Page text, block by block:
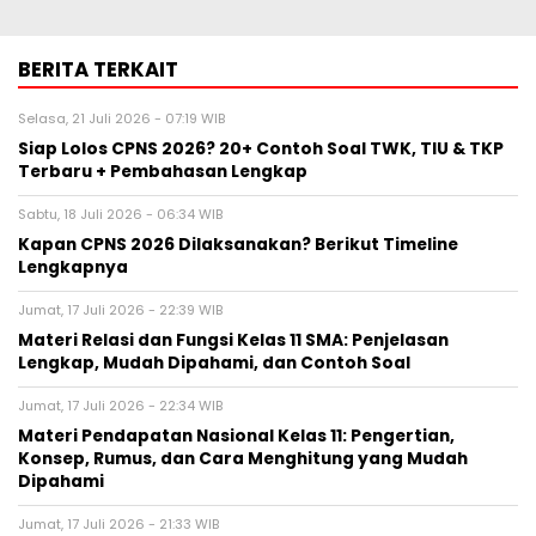
BERITA TERKAIT
Selasa, 21 Juli 2026 - 07:19 WIB
Siap Lolos CPNS 2026? 20+ Contoh Soal TWK, TIU & TKP
Terbaru + Pembahasan Lengkap
Sabtu, 18 Juli 2026 - 06:34 WIB
Kapan CPNS 2026 Dilaksanakan? Berikut Timeline
Lengkapnya
Jumat, 17 Juli 2026 - 22:39 WIB
Materi Relasi dan Fungsi Kelas 11 SMA: Penjelasan
Lengkap, Mudah Dipahami, dan Contoh Soal
Jumat, 17 Juli 2026 - 22:34 WIB
Materi Pendapatan Nasional Kelas 11: Pengertian,
Konsep, Rumus, dan Cara Menghitung yang Mudah
Dipahami
Jumat, 17 Juli 2026 - 21:33 WIB